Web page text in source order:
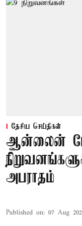
தேசிய செய்திகள்
ஆன்லைன்
அபராதம்
Published on: 07 Aug